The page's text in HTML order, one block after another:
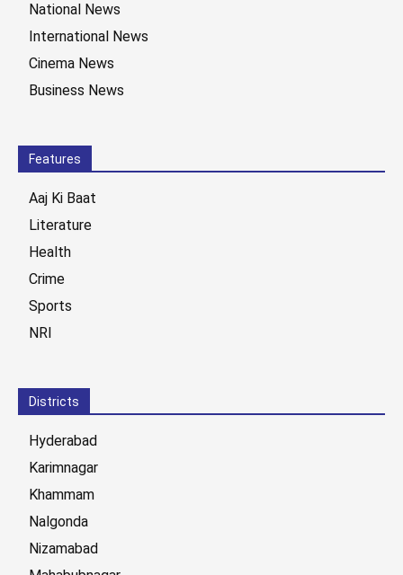
National News
International News
Cinema News
Business News
Features
Aaj Ki Baat
Literature
Health
Crime
Sports
NRI
Districts
Hyderabad
Karimnagar
Khammam
Nalgonda
Nizamabad